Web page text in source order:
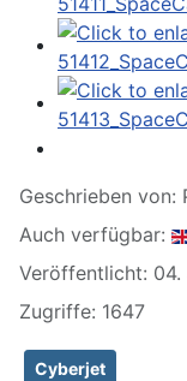
Geschrieben von:
Auch verfügbar:
Veröffentlicht:
Zugriffe: 1647
Cyberjet